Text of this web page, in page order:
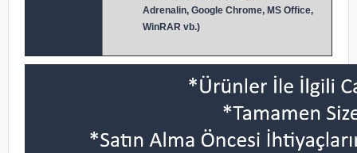
Adrenalin, Google Chrome, MS Office,
WinRAR vb.)